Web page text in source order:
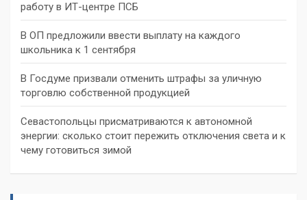
работу в ИТ-центре ПСБ
В ОП предложили ввести выплату на каждого
школьника к 1 сентября
В Госдуме призвали отменить штрафы за уличную
торговлю собственной продукцией
Севастопольцы присматриваются к автономной
энергии: сколько стоит пережить отключения света и к
чему готовиться зимой